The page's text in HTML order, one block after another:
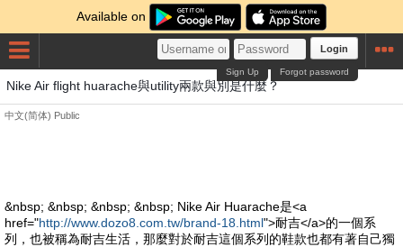
Available on
Login
Forgot password
Sign Up
Nike Air flight huarache與utility兩款與別是什麼？
中文(简体) Public
&nbsp; &nbsp; &nbsp; &nbsp; Nike Air Huarache是<a
href="http://www.dozo8.com.tw/brand-18.html">耐吉</a>的一個系
列，也被稱為耐吉生活，那麼對於耐吉這個系列的鞋款也都有著自己獨